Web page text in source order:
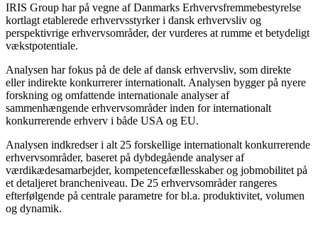
IRIS Group har på vegne af Danmarks Erhvervsfremmebestyrelse
kortlagt etablerede erhvervsstyrker i dansk erhvervsliv og
perspektivrige erhvervsområder, der vurderes at rumme et betydeligt
vækstpotentiale.
Analysen har fokus på de dele af dansk erhvervsliv, som direkte
eller indirekte konkurrerer internationalt. Analysen bygger på nyere
forskning og omfattende internationale analyser af
sammenhængende erhvervsområder inden for internationalt
konkurrerende erhverv i både USA og EU.
Analysen indkredser i alt 25 forskellige internationalt konkurrerende
erhvervsområder, baseret på dybdegående analyser af
værdikædesamarbejder, kompetencefællesskaber og jobmobilitet på
et detaljeret brancheniveau. De 25 erhvervsområder rangeres
efterfølgende på centrale parametre for bl.a. produktivitet, volumen
og dynamik.